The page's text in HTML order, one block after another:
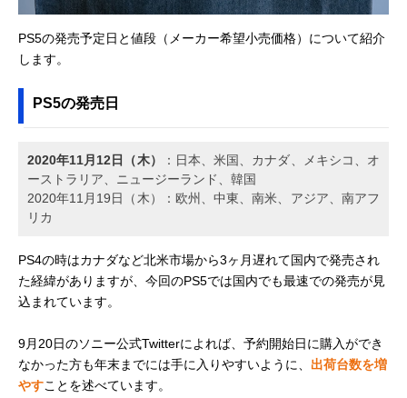
PS5の発売予定日と値段（メーカー希望小売価格）について紹介
します。
PS5の発売日
2020年11月12日（木）
：日本、米国、カナダ、メキシコ、オ
ーストラリア、ニュージーランド、韓国
2020年11月19日（木）：欧州、中東、南米、アジア、南アフ
リカ
PS4の時はカナダなど北米市場から3ヶ月遅れて国内で発売され
た経緯がありますが、今回のPS5では国内でも最速での発売が見
込まれています。
9月20日のソニー公式Twitterによれば、予約開始日に購入ができ
なかった方も年末までには手に入りやすいように、 出荷台数を増
やすことを述べています。